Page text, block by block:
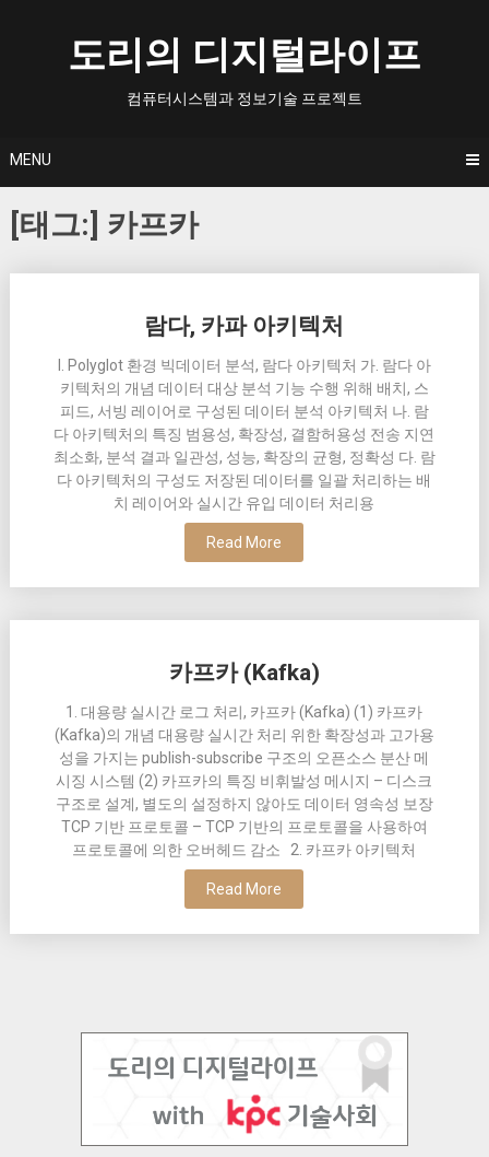
도리의 디지털라이프
컴퓨터시스템과 정보기술 프로젝트
MENU
[태그:] 카프카
람다, 카파 아키텍처
I. Polyglot 환경 빅데이터 분석, 람다 아키텍처 가. 람다 아
키텍처의 개념 데이터 대상 분석 기능 수행 위해 배치, 스
피드, 서빙 레이어로 구성된 데이터 분석 아키텍처 나. 람
다 아키텍처의 특징 범용성, 확장성, 결함허용성 전송 지연
최소화, 분석 결과 일관성, 성능, 확장의 균형, 정확성 다. 람
다 아키텍처의 구성도 저장된 데이터를 일괄 처리하는 배
치 레이어와 실시간 유입 데이터 처리용
Read More
카프카 (Kafka)
1. 대용량 실시간 로그 처리, 카프카 (Kafka) (1) 카프카
(Kafka)의 개념 대용량 실시간 처리 위한 확장성과 고가용
성을 가지는 publish-subscribe 구조의 오픈소스 분산 메
시징 시스템 (2) 카프카의 특징 비휘발성 메시지 – 디스크
구조로 설계, 별도의 설정하지 않아도 데이터 영속성 보장
TCP 기반 프로토콜 – TCP 기반의 프로토콜을 사용하여
프로토콜에 의한 오버헤드 감소 2. 카프카 아키텍처
Read More